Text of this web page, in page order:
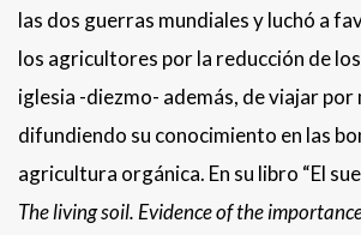
las dos guerras mundiales y luchó a
los agricultores por la reducción de
iglesia -diezmo- además, de viajar por
difundiendo su conocimiento en las
agricultura orgánica. En su libro “El
The living soil. Evidence of the